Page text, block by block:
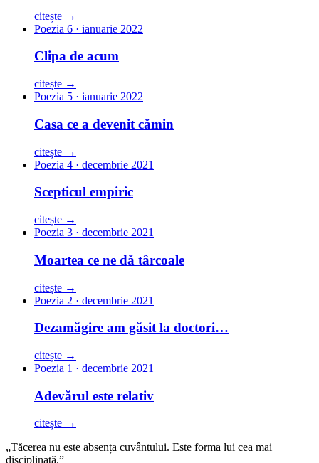
citește →
Poezia 6 · ianuarie 2022
Clipa de acum
citește →
Poezia 5 · ianuarie 2022
Casa ce a devenit cămin
citește →
Poezia 4 · decembrie 2021
Scepticul empiric
citește →
Poezia 3 · decembrie 2021
Moartea ce ne dă târcoale
citește →
Poezia 2 · decembrie 2021
Dezamăgire am găsit la doctori…
citește →
Poezia 1 · decembrie 2021
Adevărul este relativ
citește →
„Tăcerea nu este absența cuvântului. Este forma lui cea mai
disciplinată.”